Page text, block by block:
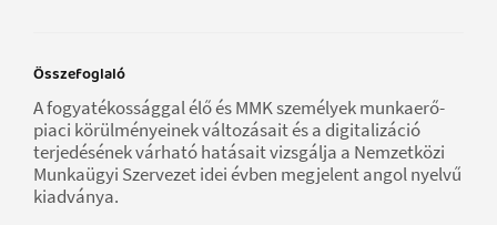
Összefoglaló
A fogyatékossággal élő és MMK személyek munkaerő-
piaci körülményeinek változásait és a digitalizáció
terjedésének várható hatásait vizsgálja a Nemzetközi
Munkaügyi Szervezet idei évben megjelent angol nyelvű
kiadványa.